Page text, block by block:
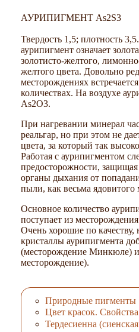
АУРИПИГМЕНТ As2S3
Твердость 1,5; плотность
аурипигмент означает
золотисто-желтого,
желтого цвета. Довольно
месторождениях
количествах. На воздухе
Аs2О3.
При нагревании минерал
реальгар, но при этом не
цвета, за который так
Работая с аурипигментом
предосторожности,
органы дыхания от
пыли, как весьма
Основное количество
поступает из
Очень хорошие по качеству,
кристаллы аурипигмента
(месторождение Минкюле)
месторождение).
Природные пигменты
Цвет красок.
Тердесиенна